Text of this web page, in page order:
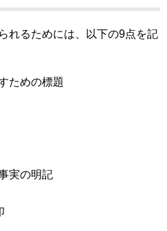
れるためには、以下の9点を記
ための標題
実の明記